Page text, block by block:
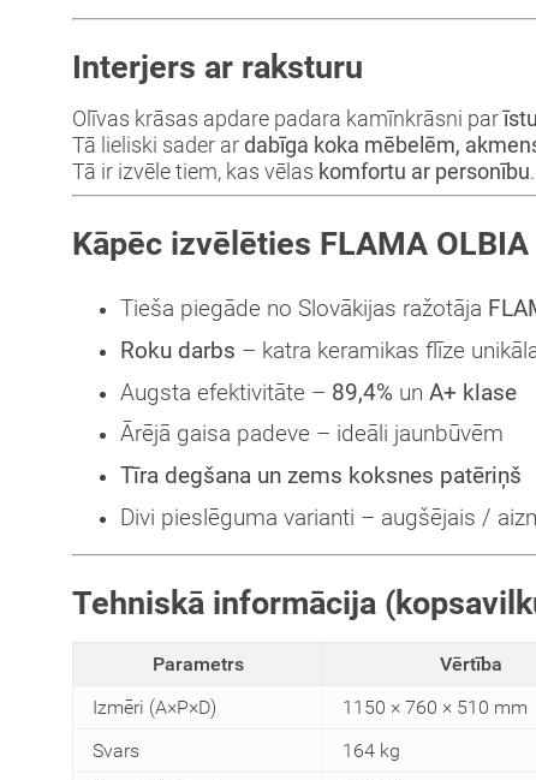
Interjers ar raksturu
Olīvas krāsas apdare padara kamīnkrāsni par
Tā lieliski sader ar dabīga koka mēbelēm,
Tā ir izvēle tiem, kas vēlas komfortu ar personību.
Kāpēc izvēlēties FLAMA
Tieša piegāde no Slovākijas ražotāja
Roku darbs – katra keramikas flīze
Augsta efektivitāte – 89,4% un A+ klase
Ārējā gaisa padeve – ideāli jaunbūvēm
Tīra degšana un zems koksnes patēriņš
Divi pieslēguma varianti – augšējais /
Tehniskā informācija
Parametrs
Vērtība
Izmēri (A×P×D)
1150 × 760 × 510 mm
Svars
164 kg